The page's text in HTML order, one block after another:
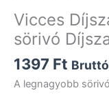
Vicces
sörivó
1397 Ft Bruttó
A legnagyobb